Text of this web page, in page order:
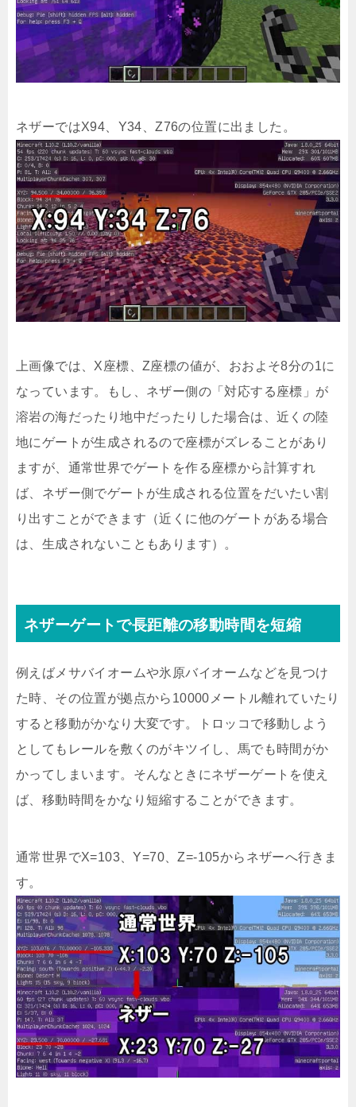
ネザーではX94、Y34、Z76の位置に出ました。
上画像では、X座標、Z座標の値が、おおよそ8分の1に
なっています。もし、ネザー側の「対応する座標」が
溶岩の海だったり地中だったりした場合は、近くの陸
地にゲートが生成されるので座標がズレることがあり
ますが、通常世界でゲートを作る座標から計算すれ
ば、ネザー側でゲートが生成される位置をだいたい割
り出すことができます（近くに他のゲートがある場合
は、生成されないこともあります）。
ネザーゲートで長距離の移動時間を短縮
例えばメサバイオームや氷原バイオームなどを見つけ
た時、その位置が拠点から10000メートル離れていたり
すると移動がかなり大変です。トロッコで移動しよう
としてもレールを敷くのがキツイし、馬でも時間がか
かってしまいます。そんなときにネザーゲートを使え
ば、移動時間をかなり短縮することができます。
通常世界でX=103、Y=70、Z=-105からネザーへ行きま
す。